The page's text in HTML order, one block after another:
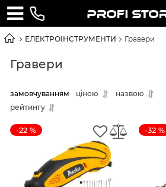
ЕЛЕКТРОІНСТРУМЕНТИ Гравери
Гравери
замовчуванням ціною
назвою
рейтингу
-22 % -32 %